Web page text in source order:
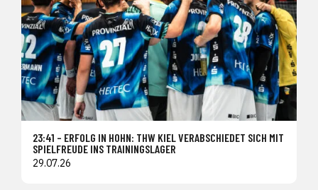
23:41 – ERFOLG IN HOHN: THW KIEL VERABSCHIEDET SICH MIT
SPIELFREUDE INS TRAININGSLAGER
29.07.26